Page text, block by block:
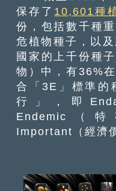
保存了 10,601種
份，包括數千種
危植物種子，以
國家的上千份種
物）中，有36%
合「3E」標準的
行」，即
Endemic（特
Important（經濟